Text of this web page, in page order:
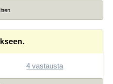
4 vastausta